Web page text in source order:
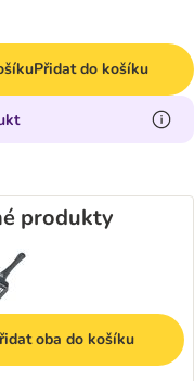
Přidat do košíku
produkty
oba do košíku